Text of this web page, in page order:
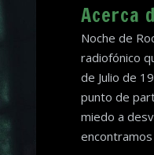
Acerca
Noche de
radiofónico
de Julio de
punto de
miedo a